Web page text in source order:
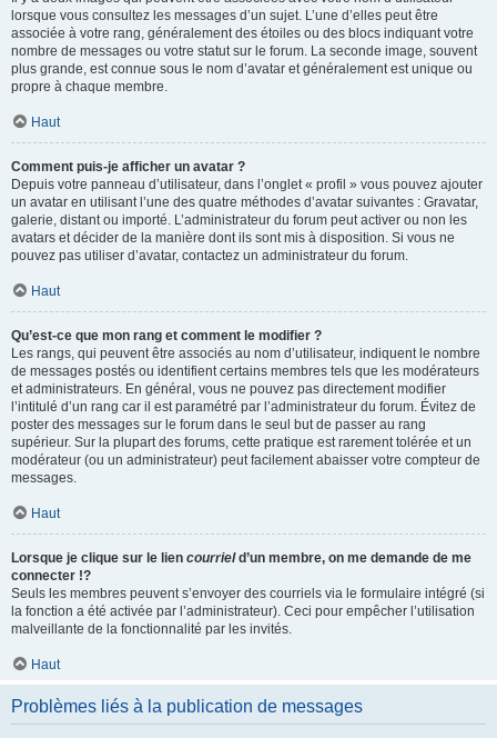
lorsque vous consultez les messages d’un sujet. L’une d’elles peut être
associée à votre rang, généralement des étoiles ou des blocs indiquant votre
nombre de messages ou votre statut sur le forum. La seconde image, souvent
plus grande, est connue sous le nom d’avatar et généralement est unique ou
propre à chaque membre.
Haut
Comment puis-je afficher un avatar ?
Depuis votre panneau d’utilisateur, dans l’onglet « profil » vous pouvez ajouter
un avatar en utilisant l’une des quatre méthodes d’avatar suivantes : Gravatar,
galerie, distant ou importé. L’administrateur du forum peut activer ou non les
avatars et décider de la manière dont ils sont mis à disposition. Si vous ne
pouvez pas utiliser d’avatar, contactez un administrateur du forum.
Haut
Qu’est-ce que mon rang et comment le modifier ?
Les rangs, qui peuvent être associés au nom d’utilisateur, indiquent le nombre
de messages postés ou identifient certains membres tels que les modérateurs
et administrateurs. En général, vous ne pouvez pas directement modifier
l’intitulé d’un rang car il est paramétré par l’administrateur du forum. Évitez de
poster des messages sur le forum dans le seul but de passer au rang
supérieur. Sur la plupart des forums, cette pratique est rarement tolérée et un
modérateur (ou un administrateur) peut facilement abaisser votre compteur de
messages.
Haut
Lorsque je clique sur le lien courrield’un membre, on me demande de me
connecter !?
Seuls les membres peuvent s’envoyer des courriels via le formulaire intégré (si
la fonction a été activée par l’administrateur). Ceci pour empêcher l’utilisation
malveillante de la fonctionnalité par les invités.
Haut
Problèmes liés à la publication de messages